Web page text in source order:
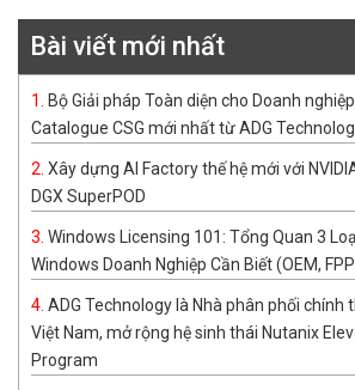
Bài viết mới nhất
Bộ Giải pháp Toàn diện cho Doanh
Catalogue CSG mới nhất từ ADG
Xây dựng AI Factory thế hệ mới với
DGX SuperPOD
Windows Licensing 101: Tổng Quan 3
Windows Doanh Nghiệp Cần Biết (OEM,
ADG Technology là Nhà phân phối chính
Việt Nam, mở rộng hệ sinh thái Nutanix
Program